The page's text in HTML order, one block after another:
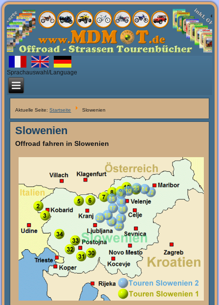
Sprachauswahl/Language
Aktuelle Seite:Startseite Slowenien
Slowenien
Offroad fahren in Slowenien